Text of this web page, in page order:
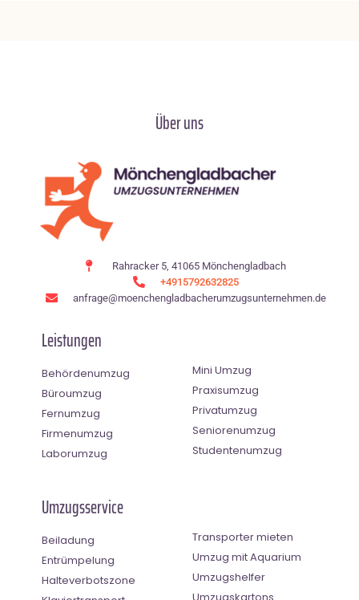
Über uns
Rahracker 5, 41065 Mönchengladbach
+4915792632825
anfrage@moenchen­gladbacherumzugsunternehmen.de
Leistungen
Behördenumzug
Büroumzug
Fernumzug
Firmenumzug
Laborumzug
Mini Umzug
Praxisumzug
Privatumzug
Seniorenumzug
Studentenumzug
Umzugsservice
Beiladung
Entrümpelung
Halteverbotszone
Transporter mieten
Umzug mit Aquarium
Umzugshelfer
Umzugskartons